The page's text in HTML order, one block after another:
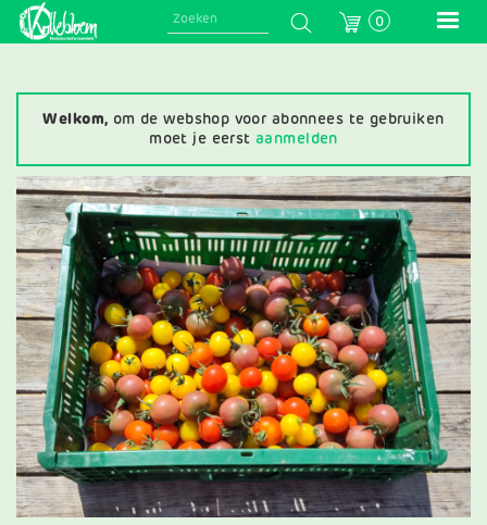
Skip
0
Welkom, om de webshop voor abonnees te gebruiken
moet je eerstaanmelden
Afbeelding